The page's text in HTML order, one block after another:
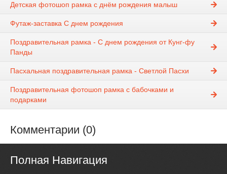
Детская фотошоп рамка с днём рождения малыш
Футаж-заставка С днем рождения
Поздравительная рамка - С днем рождения от Кунг-фу
Панды
Пасхальная поздравительная рамка - Светлой Пасхи
Поздравительная фотошоп рамка с бабочками и
подарками
Комментарии (0)
Полная Навигация